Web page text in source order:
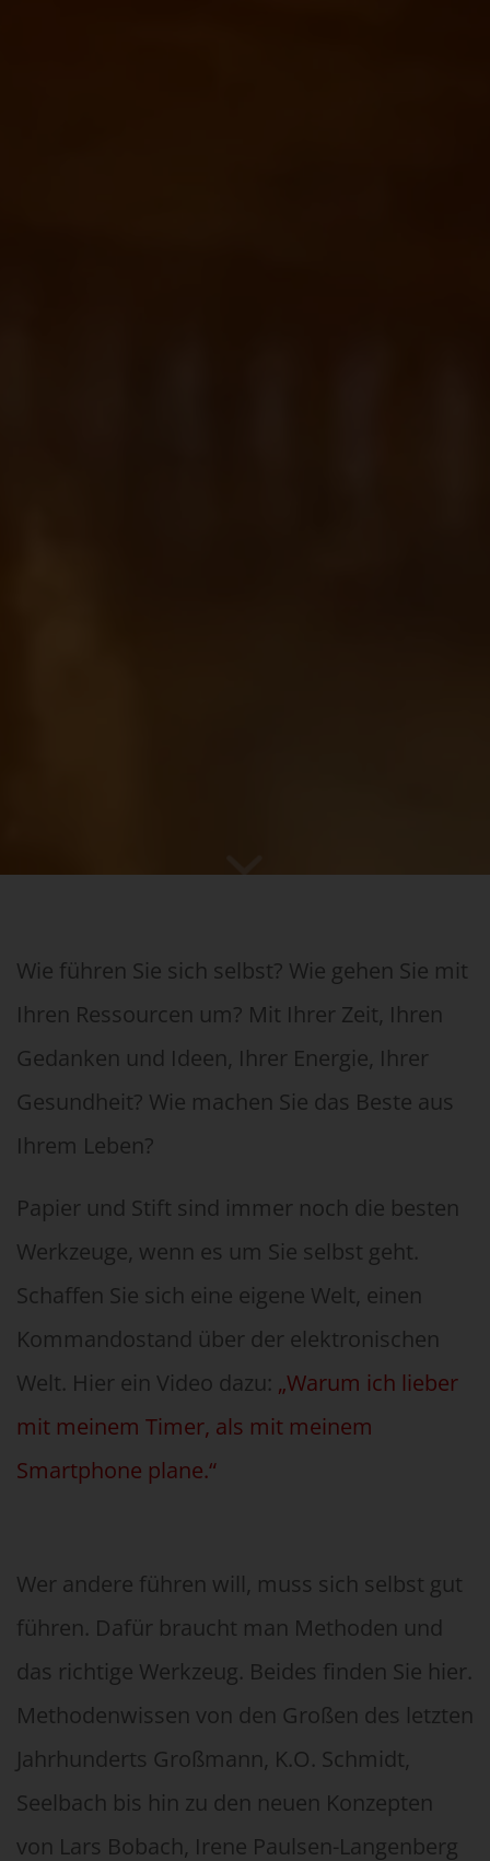
Wie führen Sie sich selbst? Wie gehen Sie mit
Ihren Ressourcen um? Mit Ihrer Zeit, Ihren
Gedanken und Ideen, Ihrer Energie, Ihrer
Gesundheit? Wie machen Sie das Beste aus
Ihrem Leben?
Papier und Stift sind immer noch die besten
Werkzeuge, wenn es um Sie selbst geht.
Schaffen Sie sich eine eigene Welt, einen
Kommandostand über der elektronischen
Welt. Hier ein Video dazu: „Warum ich lieber
mit meinem Timer, als mit meinem
Smartphone plane.“
Wer andere führen will, muss sich selbst gut
führen. Dafür braucht man Methoden und
das richtige Werkzeug. Beides finden Sie hier.
Methodenwissen von den Großen des letzten
Jahrhunderts Großmann, K.O. Schmidt,
Seelbach bis hin zu den neuen Konzepten
von Lars Bobach, Irene Paulsen-Langenberg